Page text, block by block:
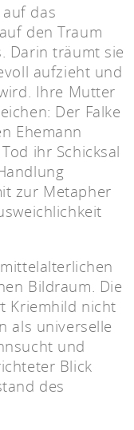
das
den Traum
Darin träumt sie
aufzieht und
Ihre Mutter
Der Falke
Ehemann
ihr Schicksal
zur Metapher
Bildraum. Die
Kriemhild nicht
als universelle
und
Blick
des